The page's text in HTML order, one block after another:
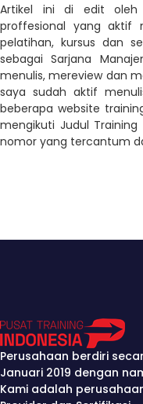
Artikel ini di edit oleh
proffesional yang aktif
pelatihan, kursus dan
sebagai Sarjana
menulis, mereview dan
saya sudah aktif
beberapa website
mengikuti Judul
nomor yang tercantum
Perusahaan berdiri
Januari 2019 dengan
Kami adalah